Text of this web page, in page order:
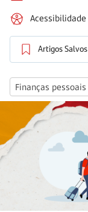
Acessibilidade
Artigos Salvos
Finanças pessoais